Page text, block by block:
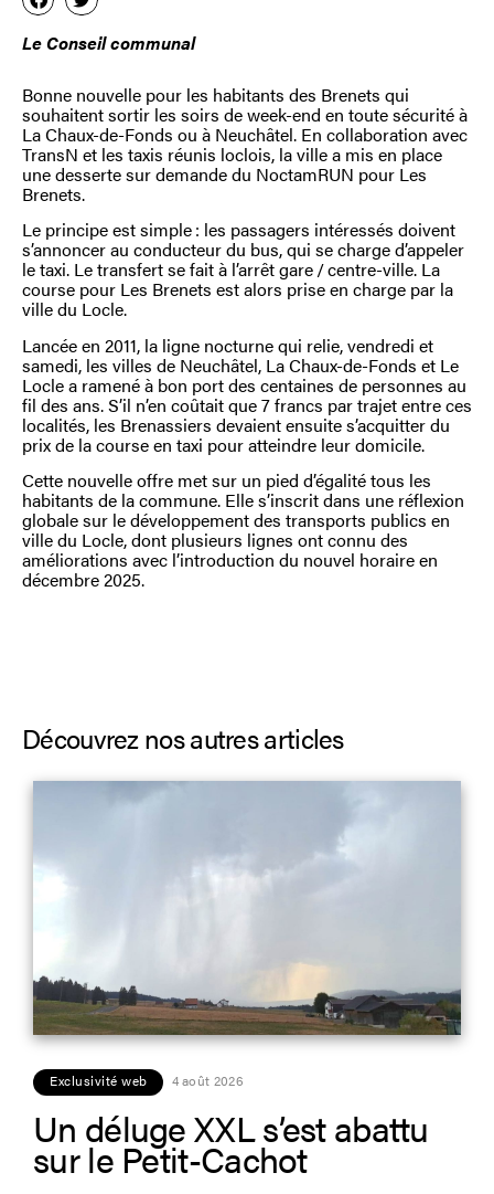
Le Conseil communal
Bonne nouvelle pour les habitants des Brenets qui
souhaitent sortir les soirs de week-end en toute sécurité à
La Chaux-de-Fonds ou à Neuchâtel. En collaboration avec
TransN et les taxis réunis loclois, la ville a mis en place
une desserte sur demande du NoctamRUN pour Les
Brenets.
Le principe est simple : les passagers intéressés doivent
s’annoncer au conducteur du bus, qui se charge d’appeler
le taxi. Le transfert se fait à l’arrêt gare / centre-ville. La
course pour Les Brenets est alors prise en charge par la
ville du Locle.
Lancée en 2011, la ligne nocturne qui relie, vendredi et
samedi, les villes de Neuchâtel, La Chaux-de-Fonds et Le
Locle a ramené à bon port des centaines de personnes au
fil des ans. S’il n’en coûtait que 7 francs par trajet entre ces
localités, les Brenassiers devaient ensuite s’acquitter du
prix de la course en taxi pour atteindre leur domicile.
Cette nouvelle offre met sur un pied d’égalité tous les
habitants de la commune. Elle s’inscrit dans une réflexion
globale sur le développement des transports publics en
ville du Locle, dont plusieurs lignes ont connu des
améliorations avec l’introduction du nouvel horaire en
décembre 2025.
Découvrez nos autres articles
Exclusivité web 4 août 2026
Un déluge XXL s’est abattu
sur le Petit-Cachot